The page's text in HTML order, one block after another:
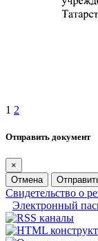
1 2
Отправить документ
×
Отмена
Свидетельство о
Электронный